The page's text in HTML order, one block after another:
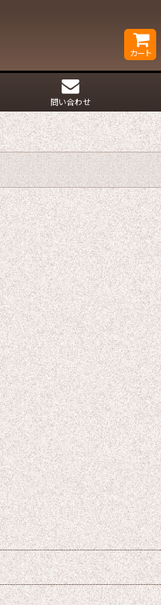
カート
問い合わせ